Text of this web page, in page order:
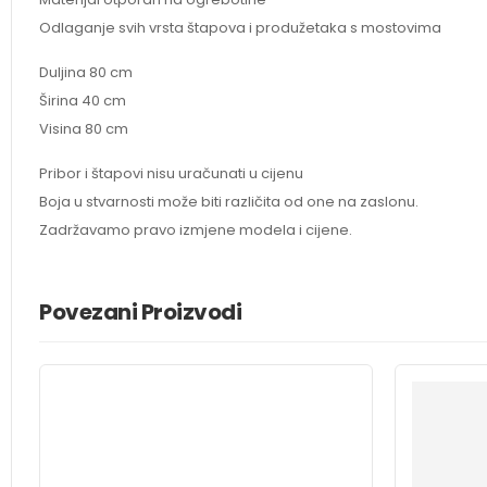
Odlaganje svih vrsta štapova i produžetaka s mostovima
Duljina 80 cm
Širina 40 cm
Visina 80 cm
Pribor i štapovi nisu uračunati u cijenu
Boja u stvarnosti može biti različita od one na zaslonu.
Zadržavamo pravo izmjene modela i cijene.
Povezani Proizvodi